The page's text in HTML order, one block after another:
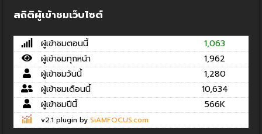
สถิติผู้เข้าชมเว็บไซต์
ผู้เข้าชมตอนนี้
1,063
ผู้เข้าชมทุกหน้า
1,962
ผู้เข้าชมวันนี้
1,280
ผู้เข้าชมเดือนนี้
10,634
ผู้เข้าชมปีนี้
566K
v2.1 plugin by SiAMFOCUS.com